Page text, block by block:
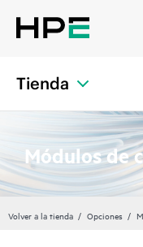
Tienda
Módulos de
Volver a la tienda Opciones